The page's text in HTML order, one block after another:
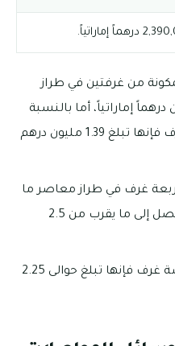
إماراتياً.
من غرفتين في طراز
من 1.2 مليون درهماً إماراتياً، أما بالنسبة
لأسعار تملك الفلل الثلاث غرف فإنها تبلغ 1.39 مليون درهم
غرف في طراز معاصر ما
يقرب من 1.99 مليون وتمتد لتصل إلى ما يقرب من 2.5
بالنسبة لأسعار الفلل الخمسة غرف فإنها تبلغ حوالى 2.25